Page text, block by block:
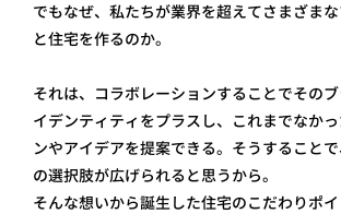
でもなぜ、私たちが業界を超えてさまざま
と住宅を作るのか。
それは、コラボレーションすることでその
イデンティティをプラスし、これまでなか
ンやアイデアを提案できる。そうすること
の選択肢が広げられると思うから。
そんな想いから誕生した住宅のこだわりポ